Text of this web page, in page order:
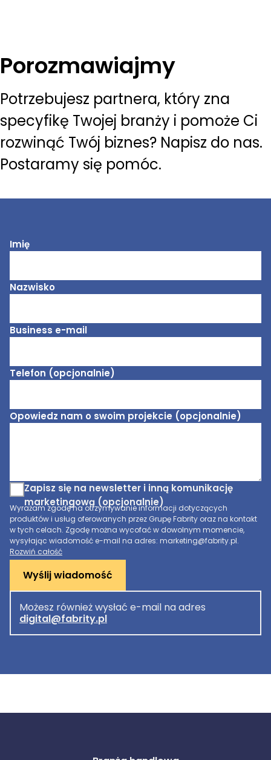
Porozmawiajmy
Potrzebujesz partnera, który zna
specyfikę Twojej branży i pomoże Ci
rozwinąć Twój biznes? Napisz do nas.
Postaramy się pomóc.
Imię
Nazwisko
Business e-mail
Telefon (opcjonalnie)
Opowiedz nam o swoim projekcie (opcjonalnie)
Zapisz się na newsletter i inną komunikację
marketingową (opcjonalnie)
Wyrażam zgodę na otrzymywanie informacji dotyczących
produktów i usług oferowanych przez Grupę Fabrity oraz na kontakt
w tych celach. Zgodę można wycofać w dowolnym momencie,
wysyłając wiadomość e-mail na adres: marketing@fabrity.pl.
Rozwiń całość
Wyślij wiadomość
Możesz również wysłać e-mail na adres
digital@fabrity.pl